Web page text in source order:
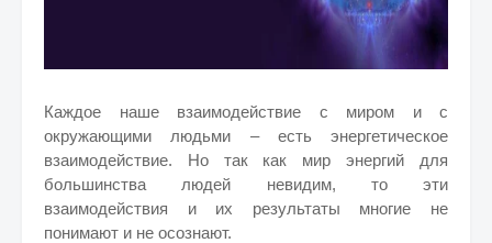
Каждое наше взаимодействие с миром и с
окружающими людьми – есть энергетическое
взаимодействие. Но так как мир энергий для
большинства людей невидим, то эти
взаимодействия и их результаты многие не
понимают и не осознают.